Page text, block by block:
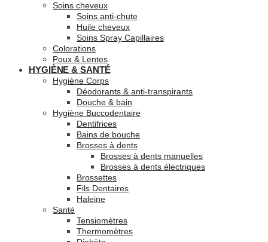
Soins cheveux
Soins anti-chute
Huile cheveux
Soins Spray Capillaires
Colorations
Poux & Lentes
HYGIÈNE & SANTÉ
Hygiène Corps
Déodorants & anti-transpirants
Douche & bain
Hygiène Buccodentaire
Dentifrices
Bains de bouche
Brosses à dents
Brosses à dents manuelles
Brosses à dents électriques
Brossettes
Fils Dentaires
Haleine
Santé
Tensiomètres
Thermomètres